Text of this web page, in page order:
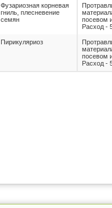
Фузариозная корневая
гниль, плесневение
семян
посевом
Расход -
Пирикуляриоз
посевом
Расход -